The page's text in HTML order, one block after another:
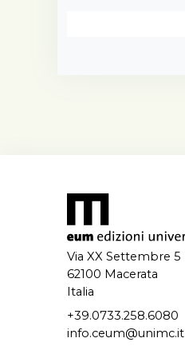
Via XX Settembre 5
62100 Macerata
Italia
+39.0733.258.6080
info.ceum@unimc.it